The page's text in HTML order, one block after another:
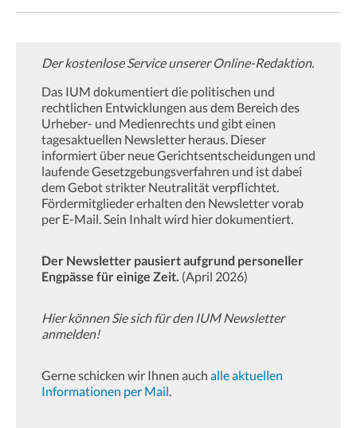
Der kostenlose Service unserer Online-Redaktion.
Das IUM dokumentiert die politischen und
rechtlichen Entwicklungen aus dem Bereich des
Urheber- und Medienrechts und gibt einen
tagesaktuellen Newsletter heraus. Dieser
informiert über neue Gerichtsentscheidungen und
laufende Gesetzgebungsverfahren und ist dabei
dem Gebot strikter Neutralität verpflichtet.
Fördermitglieder erhalten den Newsletter vorab
per E-Mail. Sein Inhalt wird hier dokumentiert.
Der Newsletter pausiert aufgrund personeller
Engpässe für einige Zeit. (April 2026)
Hier können Sie sich für den IUM Newsletter
anmelden!
Gerne schicken wir Ihnen auch alle aktuellen
Informationen per Mail.